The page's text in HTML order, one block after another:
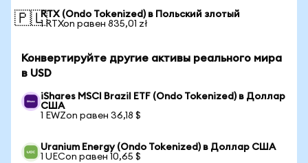
🇵🇱RTX (Ondo Tokenized) в Польский злотый
1 RTXon равен 835,01 zł
Конвертируйте другие активы реального мира
в USD
iShares MSCI Brazil ETF (Ondo Tokenized) в Доллар
США
1 EWZon равен 36,18 $
Uranium Energy (Ondo Tokenized) в Доллар США
1 UECon равен 10,65 $